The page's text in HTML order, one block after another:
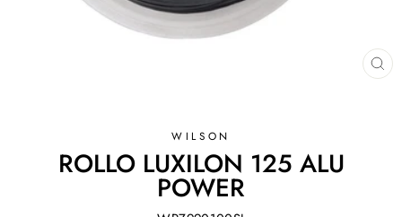
WILSON
ROLLO LUXILON 125 ALU
POWER